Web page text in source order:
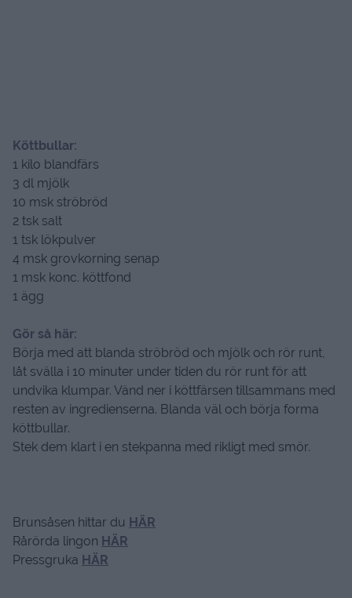
Köttbullar:
1 kilo blandfärs
3 dl mjölk
10 msk ströbröd
2 tsk salt
1 tsk lökpulver
4 msk grovkorning senap
1 msk konc. köttfond
1 ägg
Gör så här:
Börja med att blanda ströbröd och mjölk och rör runt,
låt svälla i 10 minuter under tiden du rör runt för att
undvika klumpar. Vänd ner i köttfärsen tillsammans med
resten av ingredienserna. Blanda väl och börja forma
köttbullar.
Stek dem klart i en stekpanna med rikligt med smör.
Brunsåsen hittar du HÄR
Rårörda lingon HÄR
Pressgruka HÄR